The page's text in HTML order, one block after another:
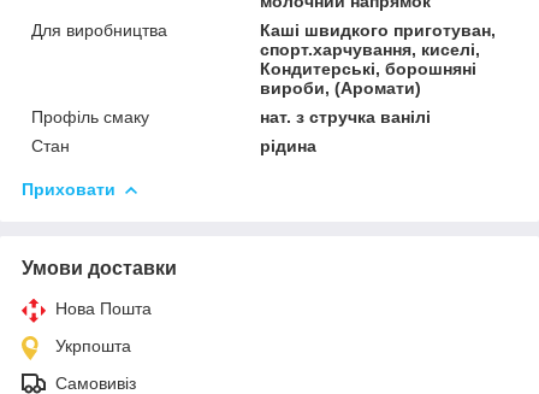
Для виробництва
Каші швидкого приготуван,
спорт.харчування, киселі,
Кондитерські, борошняні
вироби, (Аромати)
Профіль смаку
нат. з стручка ванілі
Стан
рідина
Приховати
Умови доставки
Нова Пошта
Укрпошта
Самовивіз